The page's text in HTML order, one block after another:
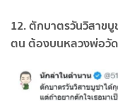
12. ตักบาตรวันวิสาขบู
ตน ต้องบนหลวงพ่อวั